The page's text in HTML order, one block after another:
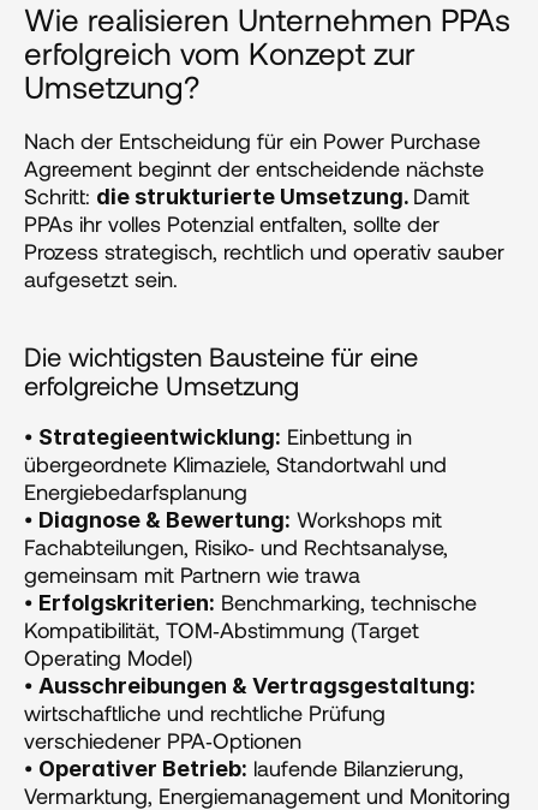
Wie realisieren Unternehmen PPAs
erfolgreich vom Konzept zur
Umsetzung?
Nach der Entscheidung für ein Power Purchase
Agreement beginnt der entscheidende nächste
Schritt: die strukturierte Umsetzung. Damit
PPAs ihr volles Potenzial entfalten, sollte der
Prozess strategisch, rechtlich und operativ sauber
aufgesetzt sein.
Die wichtigsten Bausteine für eine
erfolgreiche Umsetzung
• Strategieentwicklung: Einbettung in
übergeordnete Klimaziele, Standortwahl und
Energiebedarfsplanung
• Diagnose & Bewertung: Workshops mit
Fachabteilungen, Risiko‑ und Rechtsanalyse,
gemeinsam mit Partnern wie trawa
• Erfolgskriterien: Benchmarking, technische
Kompatibilität, TOM‑Abstimmung (Target
Operating Model)
• Ausschreibungen & Vertragsgestaltung:
wirtschaftliche und rechtliche Prüfung
verschiedener PPA‑Optionen
• Operativer Betrieb: laufende Bilanzierung,
Vermarktung, Energiemanagement und Monitoring